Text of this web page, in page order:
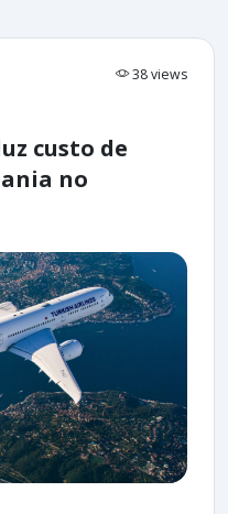
38 views
custo de
no